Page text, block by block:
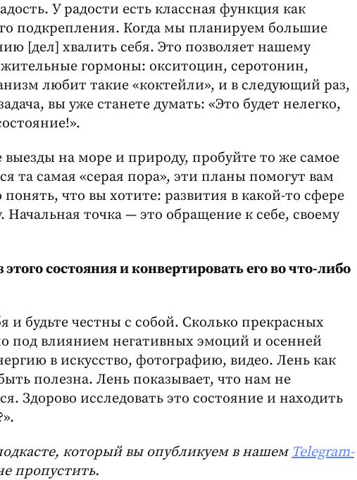
У радости есть классная функция как
подкрепления. Когда мы планируем большие
[дел] хвалить себя. Это позволяет нашему
гормоны: окситоцин, серотонин,
любит такие «коктейли», и в следующий раз,
вы уже станете думать: «Это будет нелегко,
на море и природу, пробуйте то же самое
та самая «серая пора», эти планы помогут вам
что вы хотите: развития в какой-то сфере
точка — это обращение к себе, своему
состояния и конвертировать его во что-либо
будьте честны с собой. Сколько прекрасных
под влиянием негативных эмоций и осенней
в искусство, фотографию, видео. Лень как
полезна. Лень показывает, что нам не
Здорово исследовать это состояние и находить
который вы опубликуем в нашемTelegram-
пропустить.